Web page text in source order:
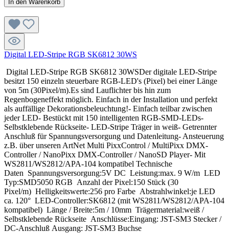
In den Warenkorb
Digital LED-Stripe RGB SK6812 30WS
Digital LED-Stripe RGB SK6812 30WSDer digitale LED-Stripe
besitzt 150 einzeln steuerbare RGB-LED's (Pixel) bei einer Länge
von 5m (30Pixel/m).Es sind Lauflichter bis hin zum
Regenbogeneffekt möglich. Einfach in der Installation und perfekt
als auffällige Dekorationsbeleuchtung!- Einfach teilbar zwischen
jeder LED- Bestückt mit 150 intelligenten RGB-SMD-LEDs-
Selbstklebende Rückseite- LED-Stripe Träger in weiß- Getrennter
Anschluß für Spannungsversorgung und Datenleitung- Ansteuerung
z.B. über unseren ArtNet Multi PixxControl / MultiPixx DMX-
Controller / NanoPixx DMX-Controller / NanoSD Player- Mit
WS2811/WS2812/APA-104 kompatibel Technische
Daten Spannungsversorgung:5V DC Leistung:max. 9 W/m LED
Typ:SMD5050 RGB Anzahl der Pixel:150 Stück (30
Pixel/m) Helligkeitswerte:256 pro Farbe Abstrahlwinkel:je LED
ca. 120° LED-Controller:SK6812 (mit WS2811/WS2812/APA-104
kompatibel) Länge / Breite:5m / 10mm Trägermaterial:weiß /
Selbstklebende Rückseite Anschlüsse:Eingang: JST-SM3 Stecker /
DC-Anschluß Ausgang: JST-SM3 Buchse